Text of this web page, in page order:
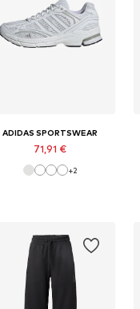
ADIDAS SPORTSWEAR
71,91 €
+2